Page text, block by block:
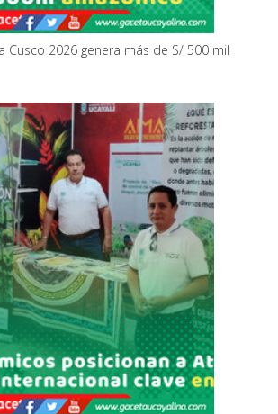
Cusco 2026 genera más de S/ 500 mil